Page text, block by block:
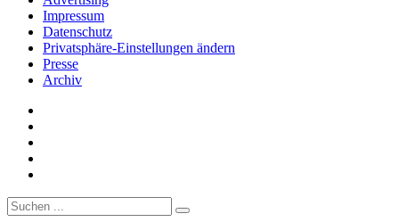
Impressum
Datenschutz
Privatsphäre-Einstellungen ändern
Presse
Archiv